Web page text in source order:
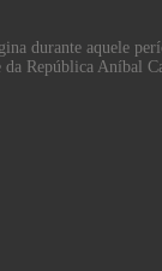
durante aquele
da República Aníbal